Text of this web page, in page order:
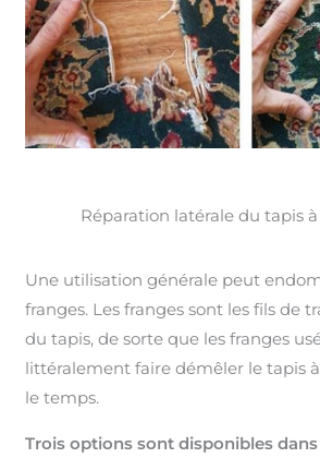
Réparation latérale du tapis
Une utilisation générale peut
franges. Les franges sont les fils de
du tapis, de sorte que les franges
littéralement faire démêler le tapis
le temps.
Trois options sont disponibles dans